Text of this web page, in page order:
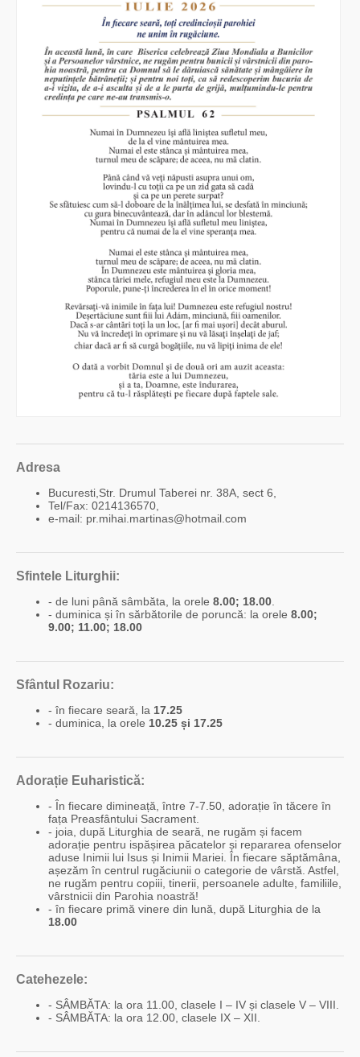
Adresa
Bucuresti,Str. Drumul Taberei nr. 38A, sect 6,
Tel/Fax: 0214136570,
e-mail: pr.mihai.martinas@hotmail.com
Sfintele Liturghii:
- de luni până sâmbăta, la orele 8.00; 18.00.
- duminica și în sărbătorile de poruncă: la orele 8.00;
9.00; 11.00; 18.00
Sfântul Rozariu:
- în fiecare seară, la 17.25
- duminica, la orele 10.25 și 17.25
Adorație Euharistică:
- În fiecare dimineață, între 7-7.50, adorație în tăcere în
fața Preasfântului Sacrament.
- joia, după Liturghia de seară, ne rugăm și facem
adorație pentru ispășirea păcatelor și repararea ofenselor
aduse Inimii lui Isus și Inimii Mariei. În fiecare săptămâna,
așezăm în centrul rugăciunii o categorie de vârstă. Astfel,
ne rugăm pentru copiii, tinerii, persoanele adulte, familiile,
vârstnicii din Parohia noastră!
- în fiecare primă vinere din lună, după Liturghia de la
18.00
Catehezele:
- SÂMBĂTA: la ora 11.00, clasele I – IV și clasele V – VIII.
- SÂMBĂTA: la ora 12.00, clasele IX – XII.